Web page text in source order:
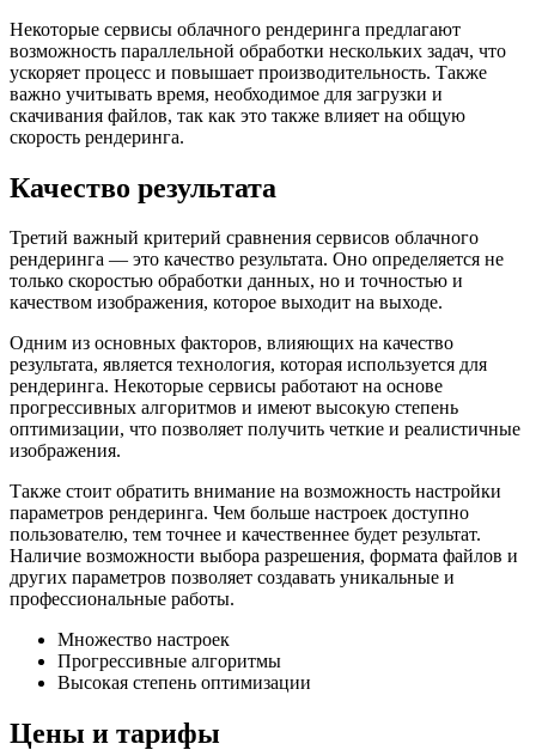
Некоторые сервисы облачного рендеринга предлагают
возможность параллельной обработки нескольких задач, что
ускоряет процесс и повышает производительность. Также
важно учитывать время, необходимое для загрузки и
скачивания файлов, так как это также влияет на общую
скорость рендеринга.
Качество результата
Третий важный критерий сравнения сервисов облачного
рендеринга — это качество результата. Оно определяется не
только скоростью обработки данных, но и точностью и
качеством изображения, которое выходит на выходе.
Одним из основных факторов, влияющих на качество
результата, является технология, которая используется для
рендеринга. Некоторые сервисы работают на основе
прогрессивных алгоритмов и имеют высокую степень
оптимизации, что позволяет получить четкие и реалистичные
изображения.
Также стоит обратить внимание на возможность настройки
параметров рендеринга. Чем больше настроек доступно
пользователю, тем точнее и качественнее будет результат.
Наличие возможности выбора разрешения, формата файлов и
других параметров позволяет создавать уникальные и
профессиональные работы.
Множество настроек
Прогрессивные алгоритмы
Высокая степень оптимизации
Цены и тарифы